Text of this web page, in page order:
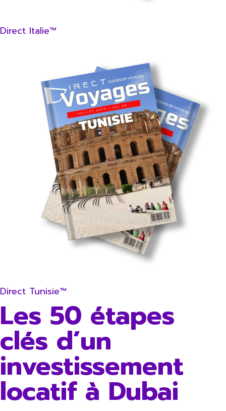
Direct Italie™
Direct Tunisie™
Les 50 étapes
clés d’un
investissement
locatif à Dubai